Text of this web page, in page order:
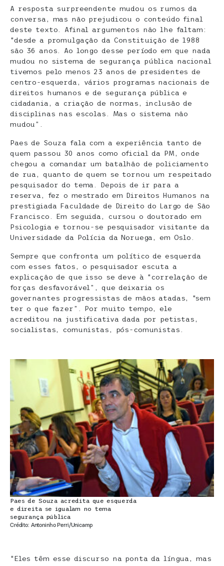
A resposta surpreendente mudou os rumos da
conversa, mas não prejudicou o conteúdo final
deste texto. Afinal argumentos não lhe faltam:
“desde a promulgação da Constituição de 1988
são 36 anos. Ao longo desse período em que nada
mudou no sistema de segurança pública nacional
tivemos pelo menos 23 anos de presidentes de
centro-esquerda, vários programas nacionais de
direitos humanos e de segurança pública e
cidadania, a criação de normas, inclusão de
disciplinas nas escolas. Mas o sistema não
mudou”.
Paes de Souza fala com a experiência tanto de
quem passou 30 anos como oficial da PM, onde
chegou a comandar um batalhão de policiamento
de rua, quanto de quem se tornou um respeitado
pesquisador do tema. Depois de ir para a
reserva, fez o mestrado em Direitos Humanos na
prestigiada Faculdade de Direito do Largo de São
Francisco. Em seguida, cursou o doutorado em
Psicologia e tornou-se pesquisador visitante da
Universidade da Polícia da Noruega, em Oslo.
Sempre que confronta um político de esquerda
com esses fatos, o pesquisador escuta a
explicação de que isso se deve à “correlação de
forças desfavorável”, que deixaria os
governantes progressistas de mãos atadas, “sem
ter o que fazer”. Por muito tempo, ele
acreditou na justificativa dada por petistas,
socialistas, comunistas, pós-comunistas.
Paes de Souza acredita que esquerda
e direita se igualam no tema
segurança pública
Crédito: Antoninho Perri/Unicamp
“Eles têm esse discurso na ponta da língua, mas